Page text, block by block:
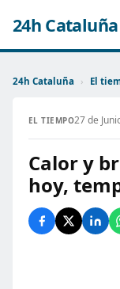
24h Cataluña
24h Cataluña › El
EL TIEMPO27 de
Calor y
hoy,